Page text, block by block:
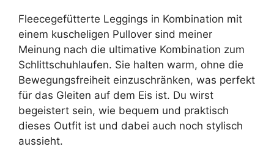
Fleecegefütterte Leggings in Kombination mit
einem kuscheligen Pullover sind meiner
Meinung nach die ultimative Kombination zum
Schlittschuhlaufen. Sie halten warm, ohne die
Bewegungsfreiheit einzuschränken, was perfekt
für das Gleiten auf dem Eis ist. Du wirst
begeistert sein, wie bequem und praktisch
dieses Outfit ist und dabei auch noch stylisch
aussieht.